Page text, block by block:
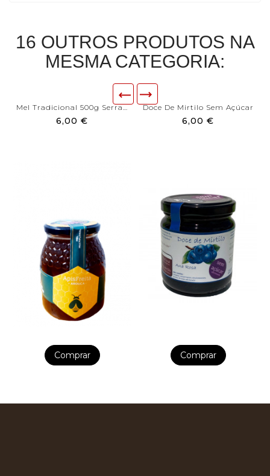
16 OUTROS PRODUTOS NA
MESMA CATEGORIA:
Mel Tradicional 500g Serra...
6,00 €
Comprar
Doce De Mirtilo Sem Açúcar
6,00 €
Comprar